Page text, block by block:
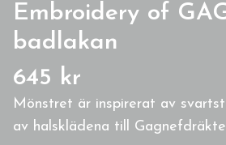
Embroidery of
badlakan
645 kr
Mönstret är inspirerat av
av halsklädena till